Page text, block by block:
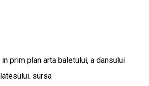
prim plan arta baletului, a dansului
sursa